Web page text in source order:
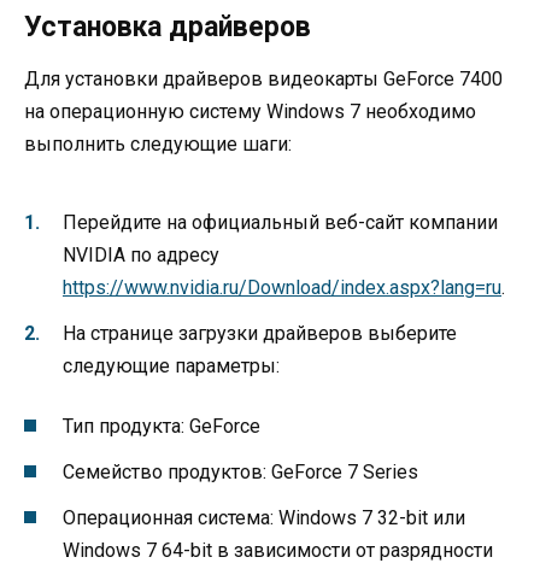
Установка драйверов
Для установки драйверов видеокарты GeForce 7400
на операционную систему Windows 7 необходимо
выполнить следующие шаги:
Перейдите на официальный веб-сайт компании
NVIDIA по адресу
https://www.nvidia.ru/Download/index.aspx?lang=ru.
На странице загрузки драйверов выберите
следующие параметры:
Тип продукта: GeForce
Семейство продуктов: GeForce 7 Series
Операционная система: Windows 7 32-bit или
Windows 7 64-bit в зависимости от разрядности